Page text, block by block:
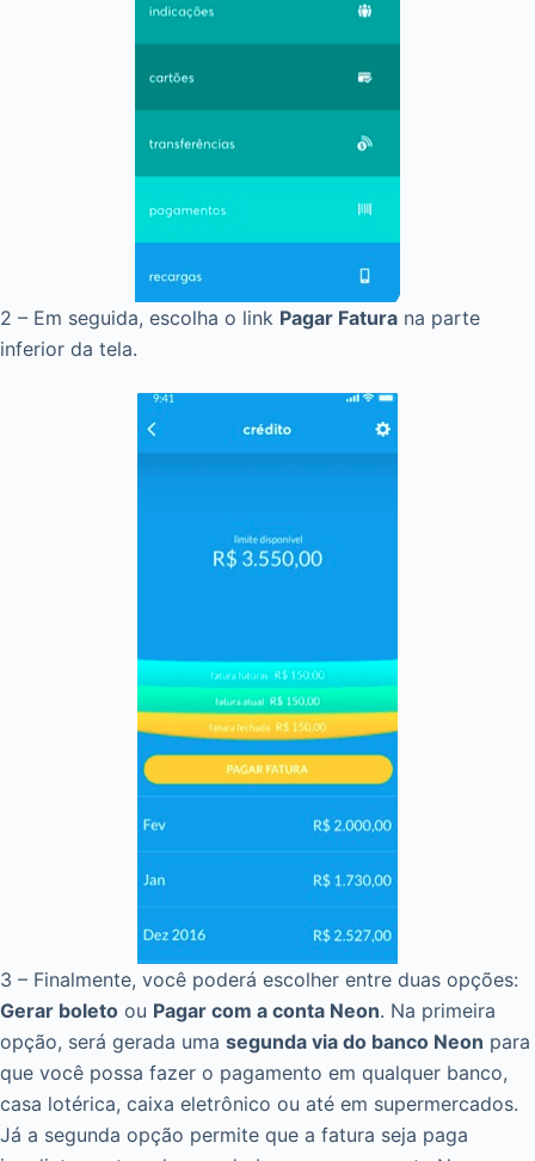
2 – Em seguida, escolha o link Pagar Fatura na parte
inferior da tela.
3 – Finalmente, você poderá escolher entre duas opções:
Gerar boleto ou Pagar com a conta Neon. Na primeira
opção, será gerada uma segunda via do banco Neon para
que você possa fazer o pagamento em qualquer banco,
casa lotérica, caixa eletrônico ou até em supermercados.
Já a segunda opção permite que a fatura seja paga